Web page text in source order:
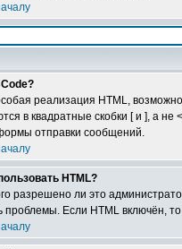
реализация HTML,
в квадратные скобки [ и ], а
отправки сообщений.
HTML?
разрешено ли это
проблемы. Если HTML включён,